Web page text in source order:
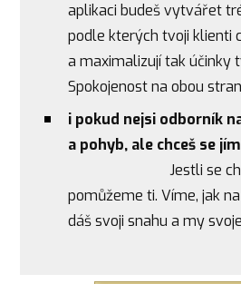
aplikaci budeš vytvářet
podle kterých tvoji klienti
a maximalizují tak účinky
Spokojenost na obou
i pokud nejsi odborník
a pohyb, ale chceš se
Jestli se chceš
pomůžeme ti. Víme, jak
dáš svoji snahu a my